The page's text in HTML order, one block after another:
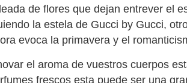
de flores que dejan entrever el
la estela de Gucci by Gucci,
evoca la primavera y el
el aroma de vuestros cuerpos
frescos esta puede ser una